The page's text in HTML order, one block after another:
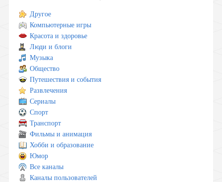
Другое
Компьютерные игры
Красота и здоровье
Люди и блоги
Музыка
Общество
Путешествия и события
Развлечения
Сериалы
Спорт
Транспорт
Фильмы и анимация
Хобби и образование
Юмор
Все каналы
Каналы пользователей